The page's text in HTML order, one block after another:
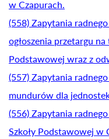
w Czapurach.
(558) Zapytania
ogłoszenia przetargu
Podstawowej wraz z
(557) Zapytania
mundurów dla
(556) Zapytania
Szkoły Podstawowej w